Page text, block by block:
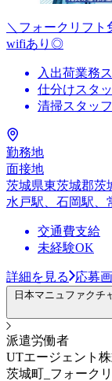
＼フォークリフ
wifiあり◎
入出荷業務
仕分けスタ
清掃スタッフ
勤務地
面接地
茨城県東茨城郡茨
水戸駅、石岡駅、
交通費支給
未経験OK
詳細を見る 応募
日本マニュファクチ
派遣労働者
UTエージェント
茨城町_フォーク